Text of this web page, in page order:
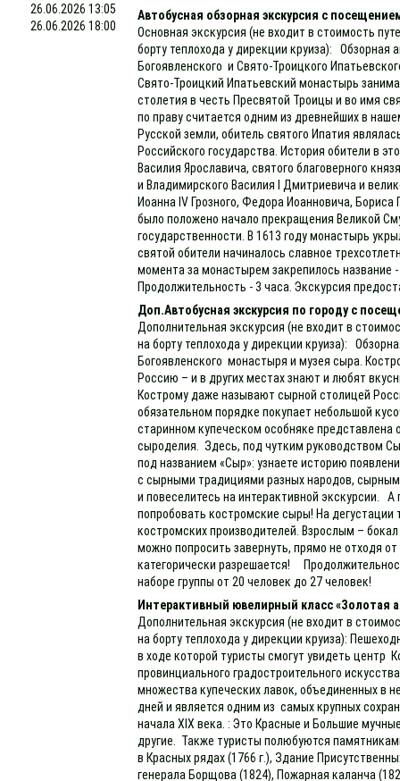
26.06.2026 13:05
26.06.2026 18:00
Автобусная обзорная экскурсия с
Основная экскурсия (не входит в стоимость
борту теплохода у дирекции круиза): Обзорная
Богоявленского и Свято-Троицкого
Свято-Троицкий Ипатьевский монастырь
столетия в честь Пресвятой Троицы и во имя
по праву считается одним из древнейших в
Русской земли, обитель святого Ипатия
Российского государства. История обители в
Василия Ярославича, святого благоверного
и Владимирского Василия I Дмитриевича и
Иоанна IV Грозного, Федора Иоанновича,
было положено начало прекращения Великой
государственности. В 1613 году монастырь
святой обители начиналось славное
момента за монастырем закрепилось
Продолжительность - 3 часа. Экскурсия
Доп.Автобусная экскурсия по городу с
Дополнительная экскурсия (не входит в
на борту теплохода у дирекции круиза):
Богоявленского монастыря и музея сыра.
Россию – и в других местах знают и любят
Кострому даже называют сырной столицей
обязательном порядке покупает небольшой
старинном купеческом особняке
сыроделия. Здесь, под чутким руководством
под названием «Сыр»: узнаете историю
с сырными традициями разных народов,
и повеселитесь на интерактивной экскурсии.
попробовать костромские сыры! На
костромских производителей. Взрослым –
можно попросить завернуть, прямо не отходя
категорически разрешается!
наборе группы от 20 человек до 27 человек!
Интерактивный ювелирный класс «Золотая
Дополнительная экскурсия (не входит в
на борту теплохода у дирекции круиза):
в ходе которой туристы смогут увидеть центр
провинциального градостроительного
множества купеческих лавок, объединенных в
дней и является одним из самых крупных
начала XIX века. : Это Красные и Большие
другие. Также туристы полюбуются
в Красных рядах (1766 г.), Здание
генерала Борщова (1824), Пожарная каланча